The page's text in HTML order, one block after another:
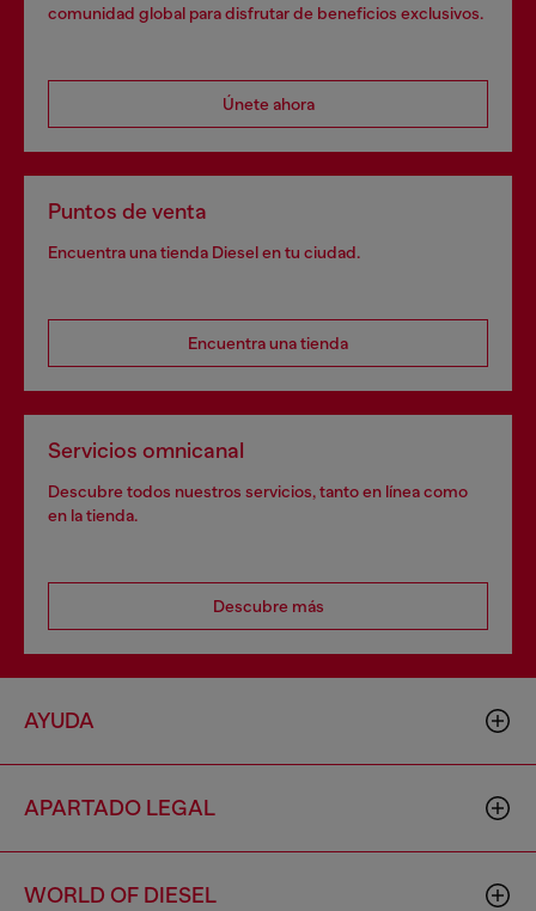
comunidad global para disfrutar de beneficios exclusivos.
Únete ahora
Puntos de venta
Encuentra una tienda Diesel en tu ciudad.
Encuentra una tienda
Servicios omnicanal
Descubre todos nuestros servicios, tanto en línea como
en la tienda.
Descubre más
AYUDA
APARTADO LEGAL
WORLD OF DIESEL